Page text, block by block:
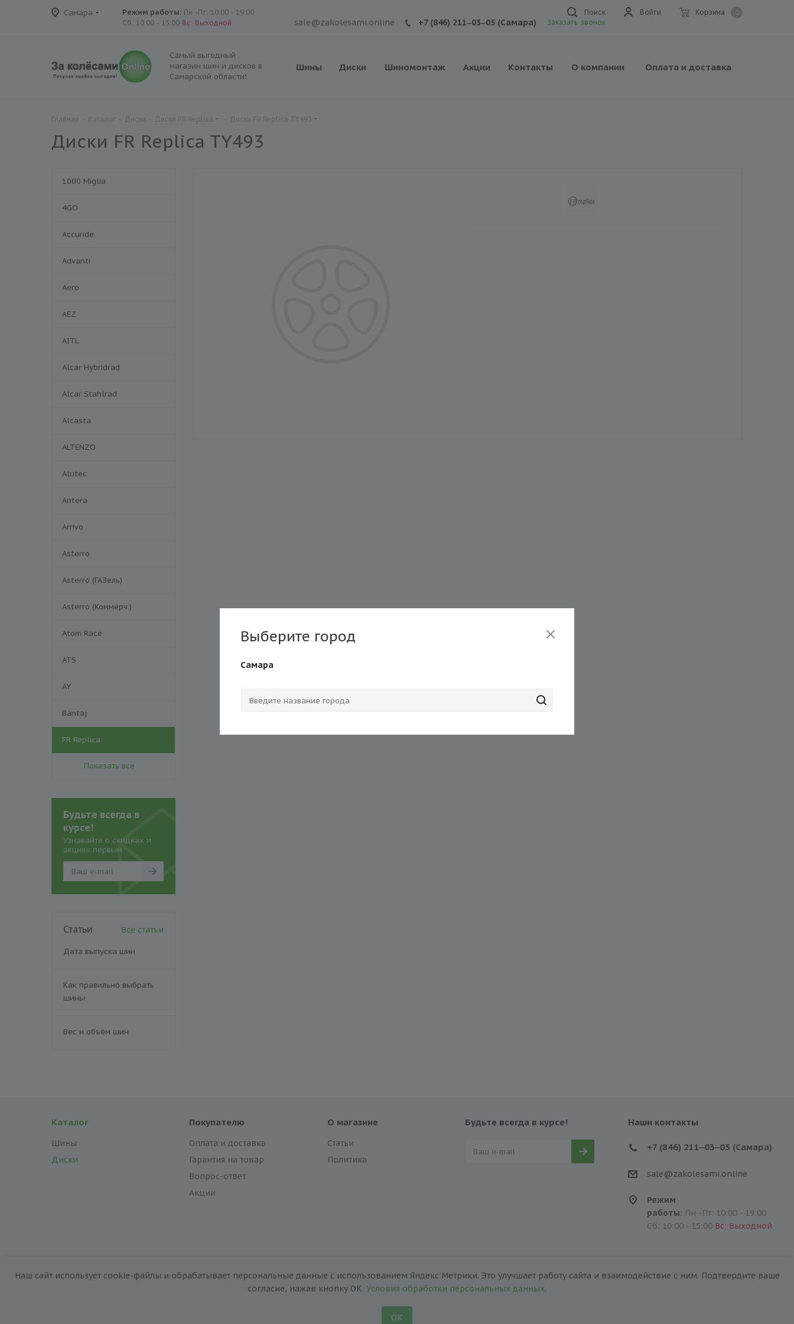
Самара Корзина
Войти
Режим работы: Пн -Пт: 10:00 - 19:00
Сб: 10:00 - 15:00 Вс: Выходной
Поиск
sale@zakolesami.online +7 (846) 211‒03‒05 (Самара) Заказать звонок
Самый выгодный
магазин шин и дисков в
Самарской области!
Шины Диски Шиномонтаж Акции Контакты О компании Оплата и доставка
Диски FR Replica TY493
1000 Miglia
4GO
Accuride
Advanti
Aero
AEZ
AITL
Alcar Hybridrad
Alcar Stahlrad
Alcasta
ALTENZO
Alutec
Antera
Arrivo
Asterro
Asterro (ГАЗель)
Asterro (Коммерч.)
Atom Race
ATS
AY
Bantaj
FR Replica
Показать все
Будьте всегда в
курсе!
Узнавайте о скидках и
акциях первым
Статьи Все статьи
Дата выпуска шин
Как правильно выбрать
шины
Вес и объём шин
Каталог
Шины
Диски
Покупателю
Оплата и доставка
Гарантия на товар
Вопрос-ответ
Акции
О магазине
Статьи
Политика
Будьте всегда в курсе! Наши контакты
+7 (846) 211‒03‒05 (Самара)
sale@zakolesami.online
Режим
работы: Пн -Пт: 10:00 - 19:00
Сб: 10:00 - 15:00 Вс: Выходной
Наш сайт использует cookie-файлы и обрабатывает персональные данные с использованием Яндекс Метрики. Это улучшает работу сайта и взаимодействие с ним. Подтвердите ваше
согласие, нажав кнопку ОК. Условия обработки персональных данных.
ОК
Выберите город
Самара